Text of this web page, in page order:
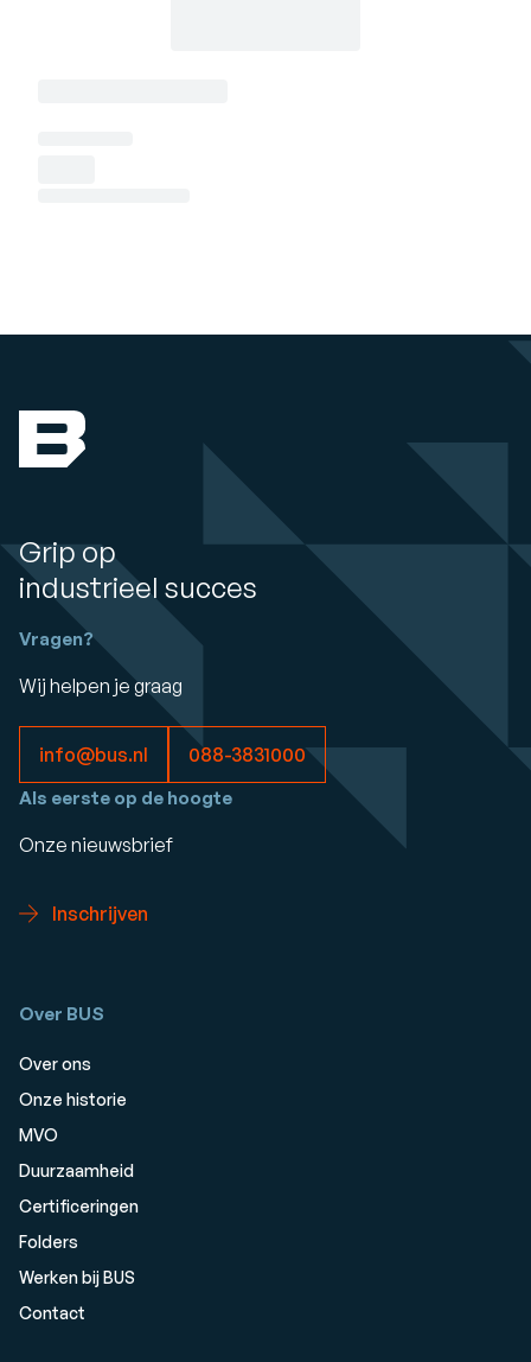
Grip op
industrieel succes
Vragen?
Wij helpen je graag
info@bus.nl 088-3831000
Als eerste op de hoogte
Onze nieuwsbrief
Inschrijven
Over BUS
Over ons
Onze historie
MVO
Duurzaamheid
Certificeringen
Folders
Werken bij BUS
Contact